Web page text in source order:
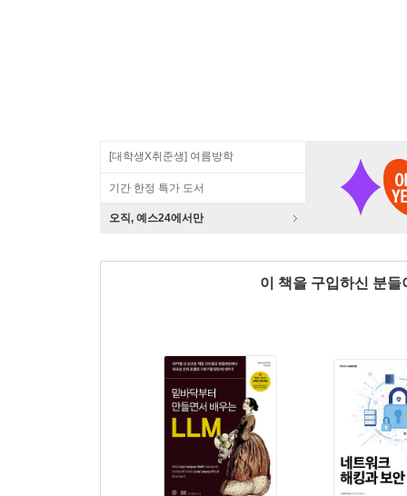
[대학생X취준생] 여름방학
기간 한정 특가 도서
오직, 예스24에서만
이 책을 구입하신 분